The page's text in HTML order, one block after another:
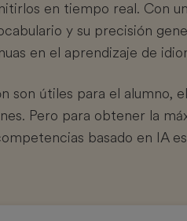
en tiempo real. Con
y su precisión
en el aprendizaje de
son útiles para el alumno,
Pero para obtener la
basado en IA